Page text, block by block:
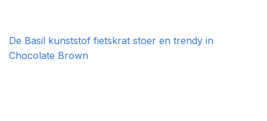
De Basil kunststof fietskrat stoer en trendy in
Chocolate Brown